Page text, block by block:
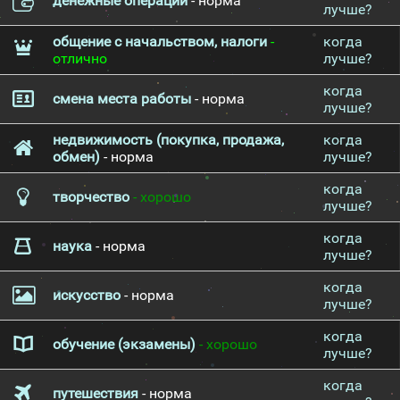
лучше?
общение с начальством, налоги -
отлично
когда
лучше?
смена места работы - норма
когда
лучше?
недвижимость (покупка, продажа,
обмен) - норма
когда
лучше?
творчество - хорошо
когда
лучше?
наука - норма
когда
лучше?
искусство - норма
когда
лучше?
обучение (экзамены) - хорошо
когда
лучше?
путешествия - норма
когда